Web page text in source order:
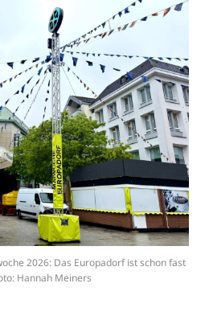
2026: Das Europadorf ist schon fast
Hannah Meiners